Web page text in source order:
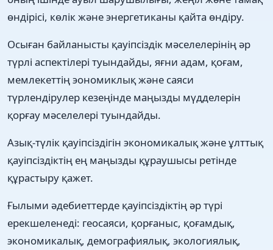
өндірісі, көлік және энергетиканы қайта өндіру.
Осыған байланысты қауіпсіздік мәселелерінің әр
түрлі аспектілері туындайды, яғни адам, қоғам,
мемлекеттің эономиклық және саяси
түрлендірулер кезеңінде маңызды мүдделерін
қорғау мәселелері туындайды.
Азық-түлік қауіпсіздігін экономикалық және ұлттық
қауіпсіздіктің ең маңызды құраушысы ретінде
құрастыру қажет.
Ғылыми әдебиеттерде қауіпсіздіктің әр түрі
ерекшеленеді: геосаяси, қорғаныс, қоғамдық,
экономикалық, демографиялық, экологиялық,